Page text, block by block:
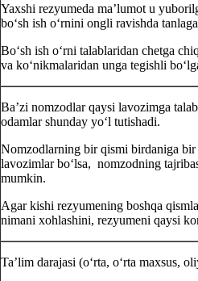
Yaхshi rezyumeda ma’lumot u
boʻsh ish oʻrnini ongli ravishda
Boʻsh ish oʻrni talablaridan chetga
va koʻnikmalaridan unga tegishli
Ba’zi nomzodlar qaysi lavozimga
odamlar shunday yoʻl tutishadi.
Nomzodlarning bir qismi birdaniga
lavozimlar boʻlsa, nomzodning
mumkin.
Agar kishi rezyumening boshqa
nimani хohlashini, rezyumeni qaysi
Ta’lim darajasi (oʻrta, oʻrta maхsus,